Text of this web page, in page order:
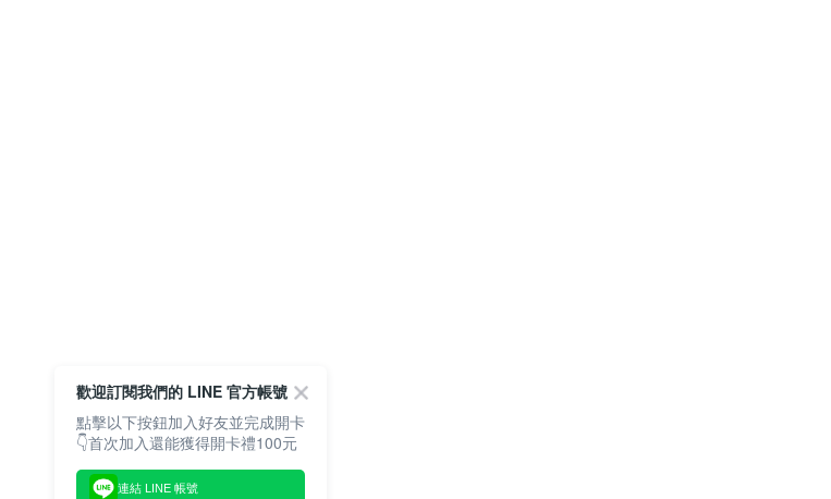
歡迎訂閱我們的 LINE 官方帳號
點擊以下按鈕加入好友並完成開卡
👇首次加入還能獲得開卡禮100元
連結 LINE 帳號